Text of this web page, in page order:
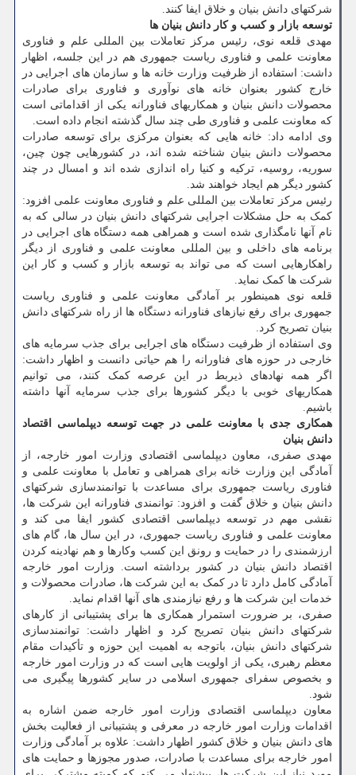
شرکتهای دانش بنیان و خلاق ایفا کنند.
توسعه بازار و کسب و کار دانش بنیان ها
مهدی قلعه نوی، رئیس مرکز تعاملات بین المللی علم و فناوری
معاونت علمی و فناوری ریاست جمهوری هم در این جلسه، اظهار
داشت: استفاده از ظرفیت وزارت خانه ها و سازمان های اجرایی در
خارج کشور بعنوان خانه های نوآوری و فناوری برای صادرات
محصولات دانش بنیان و همکاریهای فناورانه یکی از اقداماتی است
که معاونت علمی و فناوری طی چند سال گذشته انجام داده است.
وی ادامه داد: خانه هایی که بعنوان مرکزی برای توسعه صادرات
محصولات دانش بنیان شناخته شده اند، در کشورهایی چون چین،
سوریه، روسیه، ترکیه و کنیا راه اندازی شده اند و امسال در چند
کشور دیگر هم ایجاد خواهند شد.
رئیس مرکز تعاملات بین المللی علم و فناوری معاونت علمی افزود:
کمک به حل مشکلات اجرایی شرکتهای دانش بنیان در سالی که به
نام آنها نامگذاری شده است و همراهی همه دستگاه های اجرایی در
برنامه های داخلی و بین المللی معاونت علمی و فناوری از دیگر
راهکارهایی است که می تواند به توسعه بازار و کسب و کار این
شرکت ها کمک نماید.
قلعه نوی همینطور بر آمادگی معاونت علمی و فناوری ریاست
جمهوری برای رفع نیازهای فناورانه دستگاه ها از راه شرکتهای دانش
بنیان تصریح کرد.
وی استفاده از ظرفیت دستگاه های اجرایی برای جذب سرمایه های
خارجی در حوزه های فناورانه را هم حیاتی دانست و اظهار داشت:
اگر همه نهادهای ذیربط در این عرصه کمک کنند، می توانیم
همکاریهای خوبی با دیگر کشورها برای جذب سرمایه آنها داشته
باشیم.
همکاری جدی با معاونت علمی در جهت توسعه دیپلماسی اقتصاد
دانش بنیان
مهدی صفری، معاون دیپلماسی اقتصادی وزارت امور خارجه، از
آمادگی این وزارت خانه برای همراهی و تعامل با معاونت علمی و
فناوری ریاست جمهوری برای مساعدت با توانمندسازی شرکتهای
دانش بنیان و خلاق گفت و افزود: توانمندی فناورانه این شرکت ها،
نقشی مهم در توسعه دیپلماسی اقتصادی کشور ایفا می کند و
معاونت علمی و فناوری ریاست جمهوری، در این سال ها، گام های
ارزشمندی را در حمایت و رونق این کسب وکارها و هم نهادینه کردن
اقتصاد دانش بنیان در کشور برداشته است. وزارت امور خارجه
آمادگی کامل دارد تا در کمک به این شرکت ها، صادرات محصولات و
خدمات این شرکت ها و رفع نیازمندی های آنها اقدام نماید.
صفری، بر ضرورت استمرار همکاری ها برای پشتیبانی از کارهای
شرکتهای دانش بنیان تصریح کرد و اظهار داشت: توانمندسازی
شرکتهای دانش بنیان، باتوجه به اهمیت این حوزه و تأکیدات مقام
معظم رهبری، یکی از اولویت هایی است که در وزارت امور خارجه
و بخصوص سفرای جمهوری اسلامی در سایر کشورها پیگیری می
شود.
معاون دیپلماسی اقتصادی وزارت امور خارجه ضمن اشاره به
اقدامات وزارت امور خارجه در معرفی و پشتیبانی از فعالیت بخش
های دانش بنیان و خلاق کشور اظهار داشت: علاوه بر آمادگی وزارت
امور خارجه برای مساعدت با صادرات، صدور مجوزها و حمایت های